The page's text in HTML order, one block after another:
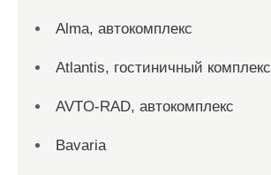
Alma, автокомплекс
Atlantis, гостиничный комплекс
AVTO-RAD, автокомплекс
Bavaria